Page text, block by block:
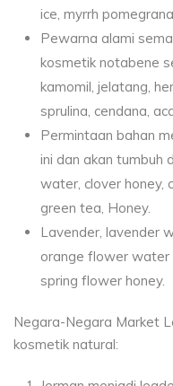
ice, myrrh
Pewarna alami
kosmetik notabene
kamomil, jelatang,
sprulina, cendana,
Permintaan bahan
ini dan akan tumbuh
water, clover honey,
green tea, Honey.
Lavender, lavender
orange flower water
spring flower honey.
Negara-Negara Market
kosmetik natural: